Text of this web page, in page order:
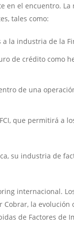
en el encuentro.
tales como:
la industria de la
de crédito como
de una
que permitirá a
su industria de
internacional.
la evolución
de Factores de